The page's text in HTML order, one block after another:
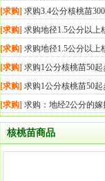
[求购] 求购3.4公分核桃苗
[求购] 求购地径1.5公分以上
[求购] 求购地径1.5公分以上
[求购] 求购1公分核桃苗50起
[求购] 求购1公分核桃苗50
[求购] 求购：地经2公分的
核桃苗商品